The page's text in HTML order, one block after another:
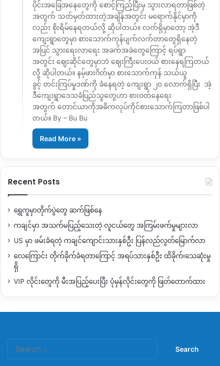
ပိုင်းအခြေအနေတွေကို စောင့်ကြည့်ပြီးမှ သွားလာရတာဖြစ်တဲ့
အတွက် သတ်မှတ်ထားတဲ့အချိန်အတွင်း မရောက်နိုင်မှာကို
လည်း စိုးရိမ်နေရတယ်လို့ ဆိုပါတယ်။ လက်ရှိမှာတော့ အဲ့ဒီ
ကျေးရွာတွေမှာ စားသောက်ကုန်ပျက်လက်တာတွေရှိနေတဲ့
အပြင် သွားရေးလာရေး အခက်အခဲတွေကြောင့် ရပ်ရွာ
အတွင်း ဈေးဆိုင်တွေမှာဘဲ ဈေးကြီးပေးဝယ် စားနေရကြတယ်
လို့ ဆိုပါတယ်။ နမ့်ဖားဂိတ်မှာ စားသောက်ကုန် သယ်ယူ
ခွင့် တင်းကြပ်မှုဒဏ်ကို ခံနေရတဲ့ ကျေးရွာ ၂၀ လောက်ရှိပြီး အဲ့
ဒီကျေးရွာဒေသခံပြည်သူတွေဟာ စားဝတ်နေရေး
အတွက် တောင်ယာကိုအဓိကလုပ်ကိုင်စားသောက်ကြတာဖြစ်ပါ
တယ်။ By – Bu Bu
Read More »
Recent Posts
ရွှေကူမှာတိုက်ပွဲတွေ ဆက်ဖြစ်နေ
ကချင်မှာ အသက်မပြည့်သေးတဲ့ လူငယ်တွေ အကြမ်းဖက်မှုများလာ
US မှာ ဖမ်းခံရတဲ့ ကချင်ကျောင်းသားနှစ်ဦး ပြန်လည်လွတ်မြောက်လာ
လေကြောင်း တိုက်ခိုက်ခံရတာကြောင့် အရပ်သားနှစ်ဦး ထိခိုက်၊သေဆုံးမှု
ရှိ
VIP လိုင်းတွေကို မီးအပြည့်ပေးပြီး ပုံမှန်လိုင်းတွေကို ဖြတ်တောက်ထား